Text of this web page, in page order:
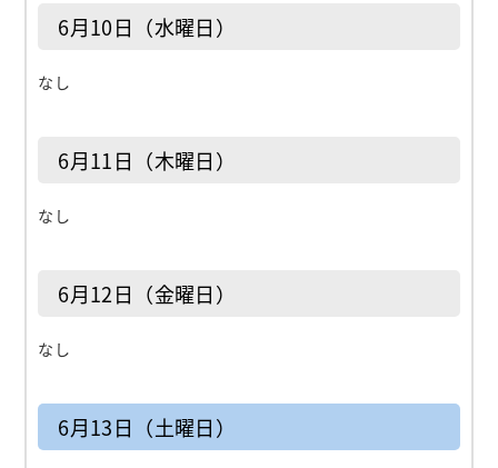
6月10日（水曜日）
なし
6月11日（木曜日）
なし
6月12日（金曜日）
なし
6月13日（土曜日）